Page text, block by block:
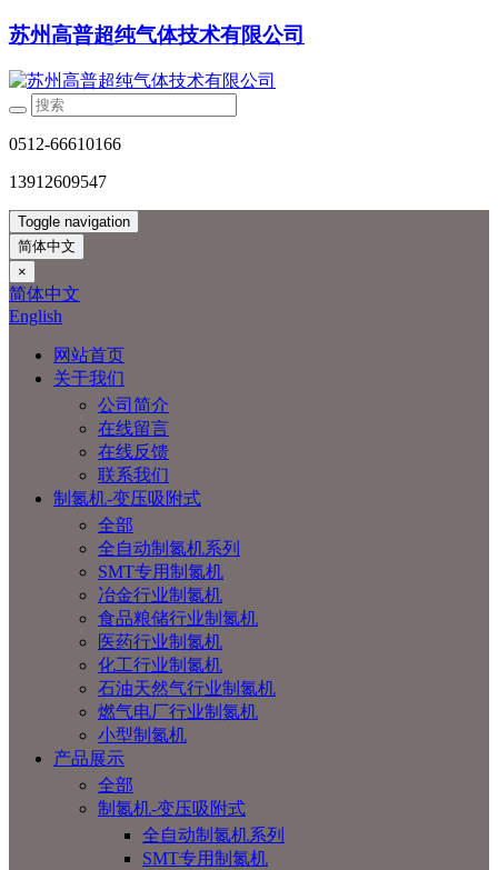
苏州高普超纯气体技术有限公司
0512-66610166
13912609547
Toggle navigation
简体中文
×
简体中文
English
网站首页
关于我们
公司简介
在线留言
在线反馈
联系我们
制氮机-变压吸附式
全部
全自动制氮机系列
SMT专用制氮机
冶金行业制氮机
食品粮储行业制氮机
医药行业制氮机
化工行业制氮机
石油天然气行业制氮机
燃气电厂行业制氮机
小型制氮机
产品展示
全部
制氮机-变压吸附式
全自动制氮机系列
SMT专用制氮机